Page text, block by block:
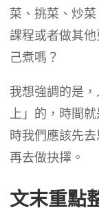
菜、挑菜、炒
課程或者做其
己煮嗎？
我想強調的是
上」的，時間
時我們應該先
再去做抉擇。
文末重點